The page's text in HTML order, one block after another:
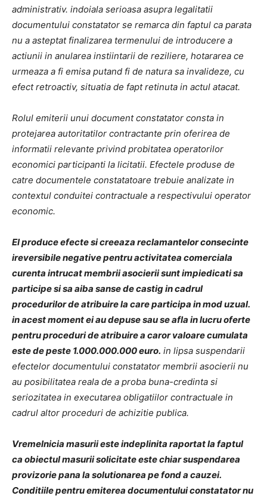
administrativ. indoiala serioasa asupra legalitatii
documentului constatator se remarca din faptul ca parata
nu a asteptat finalizarea termenului de introducere a
actiunii in anularea instiintarii de reziliere, hotararea ce
urmeaza a fi emisa putand fi de natura sa invalideze, cu
efect retroactiv, situatia de fapt retinuta in actul atacat.
Rolul emiterii unui document constatator consta in
protejarea autoritatilor contractante prin oferirea de
informatii relevante privind probitatea operatorilor
economici participanti la licitatii. Efectele produse de
catre documentele constatatoare trebuie analizate in
contextul conduitei contractuale a respectivului operator
economic.
El produce efecte si creeaza reclamantelor consecinte
ireversibile negative pentru activitatea comerciala
curenta intrucat membrii asocierii sunt impiedicati sa
participe si sa aiba sanse de castig in cadrul
procedurilor de atribuire la care participa in mod uzual.
in acest moment ei au depuse sau se afla in lucru oferte
pentru proceduri de atribuire a caror valoare cumulata
este de peste 1.000.000.000 euro. in lipsa suspendarii
efectelor documentului constatator membrii asocierii nu
au posibilitatea reala de a proba buna-credinta si
seriozitatea in executarea obligatiilor contractuale in
cadrul altor proceduri de achizitie publica.
Vremelnicia masurii este indeplinita raportat la faptul
ca obiectul masurii solicitate este chiar suspendarea
provizorie pana la solutionarea pe fond a cauzei.
Conditiile pentru emiterea documentului constatator nu